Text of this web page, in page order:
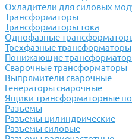
Охладители для силовых
Трансформаторы
Трансформаторы тока
Однофазные
Трехфазные трансформаторы
Понижающие
Сварочные трансформаторы
Выпрямители сварочные
Генераторы сварочные
Ящики трансформаторные
Разъемы
Разъемы цилиндрические
Разъемы силовые